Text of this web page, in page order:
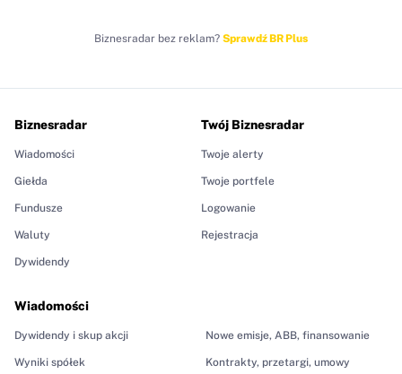
Biznesradar bez reklam? Sprawdź BR Plus
Biznesradar
Wiadomości
Giełda
Fundusze
Waluty
Dywidendy
Wiadomości
Dywidendy i skup akcji
Wyniki spółek
Nowe emisje, ABB, finansowanie
Kontrakty, przetargi, umowy
Twój Biznesradar
Twoje alerty
Twoje portfele
Logowanie
Rejestracja